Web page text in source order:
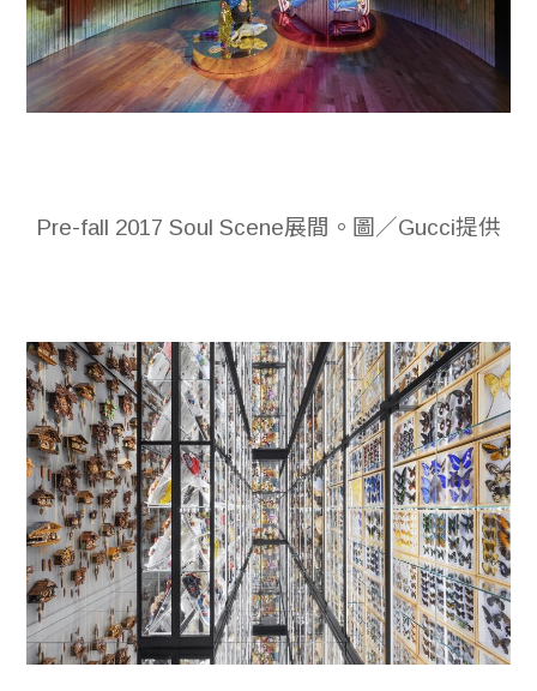
Pre-fall 2017 Soul Scene展間。圖／Gucci提供